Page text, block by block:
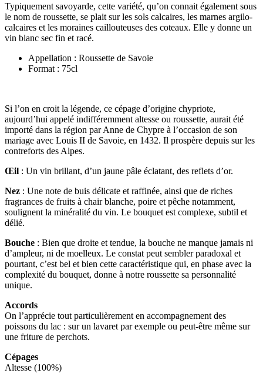
Typiquement savoyarde, cette variété, qu’on connait également sous
le nom de roussette, se plait sur les sols calcaires, les marnes argilo-
calcaires et les moraines caillouteuses des coteaux. Elle y donne un
vin blanc sec fin et racé.
Appellation : Roussette de Savoie
Format : 75cl
Si l’on en croit la légende, ce cépage d’origine chypriote,
aujourd’hui appelé indifféremment altesse ou roussette, aurait été
importé dans la région par Anne de Chypre à l’occasion de son
mariage avec Louis II de Savoie, en 1432. Il prospère depuis sur les
contreforts des Alpes.
Œil : Un vin brillant, d’un jaune pâle éclatant, des reflets d’or.
Nez : Une note de buis délicate et raffinée, ainsi que de riches
fragrances de fruits à chair blanche, poire et pêche notamment,
soulignent la minéralité du vin. Le bouquet est complexe, subtil et
délié.
Bouche : Bien que droite et tendue, la bouche ne manque jamais ni
d’ampleur, ni de moelleux. Le constat peut sembler paradoxal et
pourtant, c’est bel et bien cette caractéristique qui, en phase avec la
complexité du bouquet, donne à notre roussette sa personnalité
unique.
Accords
On l’apprécie tout particulièrement en accompagnement des
poissons du lac : sur un lavaret par exemple ou peut-être même sur
une friture de perchots.
Cépages
Altesse (100%)